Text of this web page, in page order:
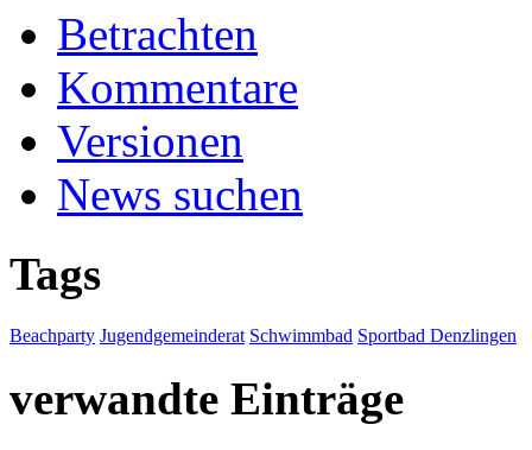
Betrachten
Kommentare
Versionen
News suchen
Tags
Beachparty Jugendgemeinderat Schwimmbad Sportbad Denzlingen
verwandte Einträge